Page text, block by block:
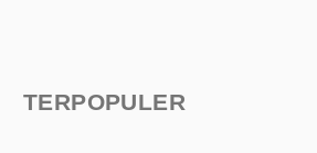
TERPOPULER